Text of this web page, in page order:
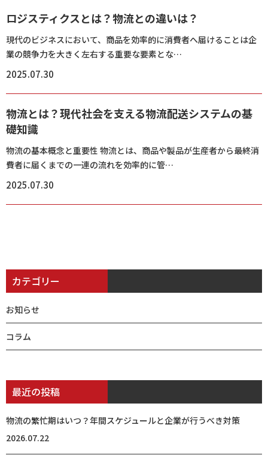
ロジスティクスとは？物流との違いは？
現代のビジネスにおいて、商品を効率的に消費者へ届けることは企
業の競争力を大きく左右する重要な要素とな…
2025.07.30
物流とは？現代社会を支える物流配送システムの基
礎知識
物流の基本概念と重要性 物流とは、商品や製品が生産者から最終消
費者に届くまでの一連の流れを効率的に管…
2025.07.30
カテゴリー
お知らせ
コラム
最近の投稿
物流の繁忙期はいつ？年間スケジュールと企業が行うべき対策
2026.07.22